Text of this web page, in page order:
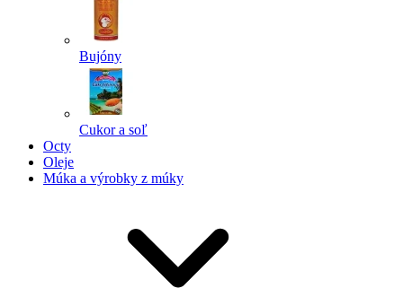
Bujóny
Cukor a soľ
Octy
Oleje
Múka a výrobky z múky